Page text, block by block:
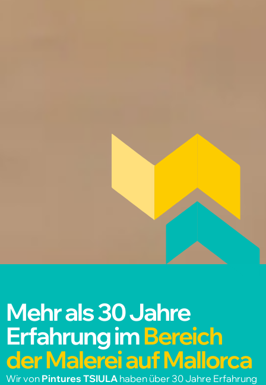
Mehr als 30 Jahre
Erfahrung imBereich
der Malerei auf Mallorca
Wir von Pintures TSIULA haben über 30 Jahre Erfahrung